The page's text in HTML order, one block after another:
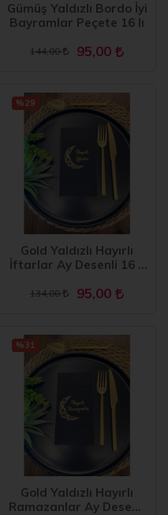
Gümüş Yaldızlı Bordo İyi
Bayramlar Peçete 16 lı
144,00 95,00
Gold Yaldızlı Hayırlı
İftarlar Ay Desenli 16 lı
Peçete
134,00 95,00
%29
Gold Yaldızlı Hayırlı
Ramazanlar Ay Desenli
%31